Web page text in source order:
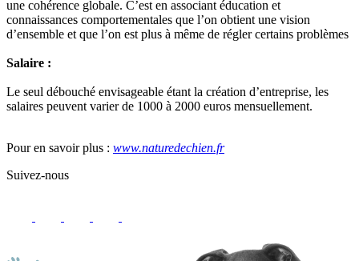
une cohérence globale. C’est en associant éducation et
connaissances comportementales que l’on obtient une vision
d’ensemble et que l’on est plus à même de régler certains problèmes
Salaire :
Le seul débouché envisageable étant la création d’entreprise, les
salaires peuvent varier de 1000 à 2000 euros mensuellement.
Pour en savoir plus : www.naturedechien.fr
Suivez-nous